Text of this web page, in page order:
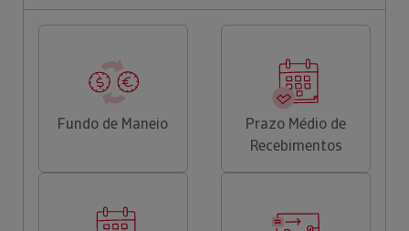
Fundo de Maneio
Prazo Médio de
Recebimentos